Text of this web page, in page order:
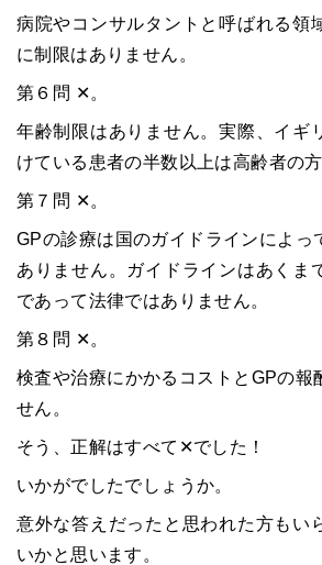
病院やコンサルタントと呼ばれる領
に制限はありません。
第６問 ✕。
年齢制限はありません。実際、イギ
けている患者の半数以上は高齢者の方
第７問 ✕。
GPの診療は国のガイドラインによっ
ありません。ガイドラインはあくま
であって法律ではありません。
第８問 ✕。
検査や治療にかかるコストとGPの報
せん。
そう、正解はすべて✕でした！
いかがでしたでしょうか。
意外な答えだったと思われた方もい
いかと思います。